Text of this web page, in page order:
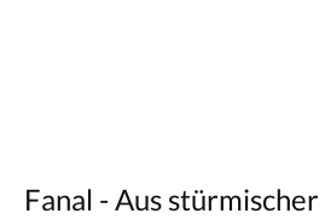
Fanal - Aus